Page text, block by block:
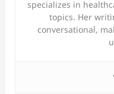
specializes in
topics. Her
conversational,